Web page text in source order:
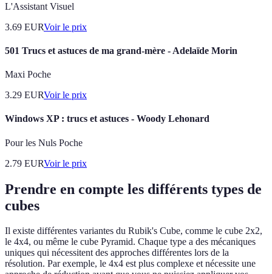
L'Assistant Visuel
3.69 EURVoir le prix
501 Trucs et astuces de ma grand-mère - Adelaïde Morin
Maxi Poche
3.29 EURVoir le prix
Windows XP : trucs et astuces - Woody Lehonard
Pour les Nuls Poche
2.79 EURVoir le prix
Prendre en compte les différents types de
cubes
Il existe différentes variantes du Rubik's Cube, comme le cube 2x2,
le 4x4, ou même le cube Pyramid. Chaque type a des mécaniques
uniques qui nécessitent des approches différentes lors de la
résolution. Par exemple, le 4x4 est plus complexe et nécessite une